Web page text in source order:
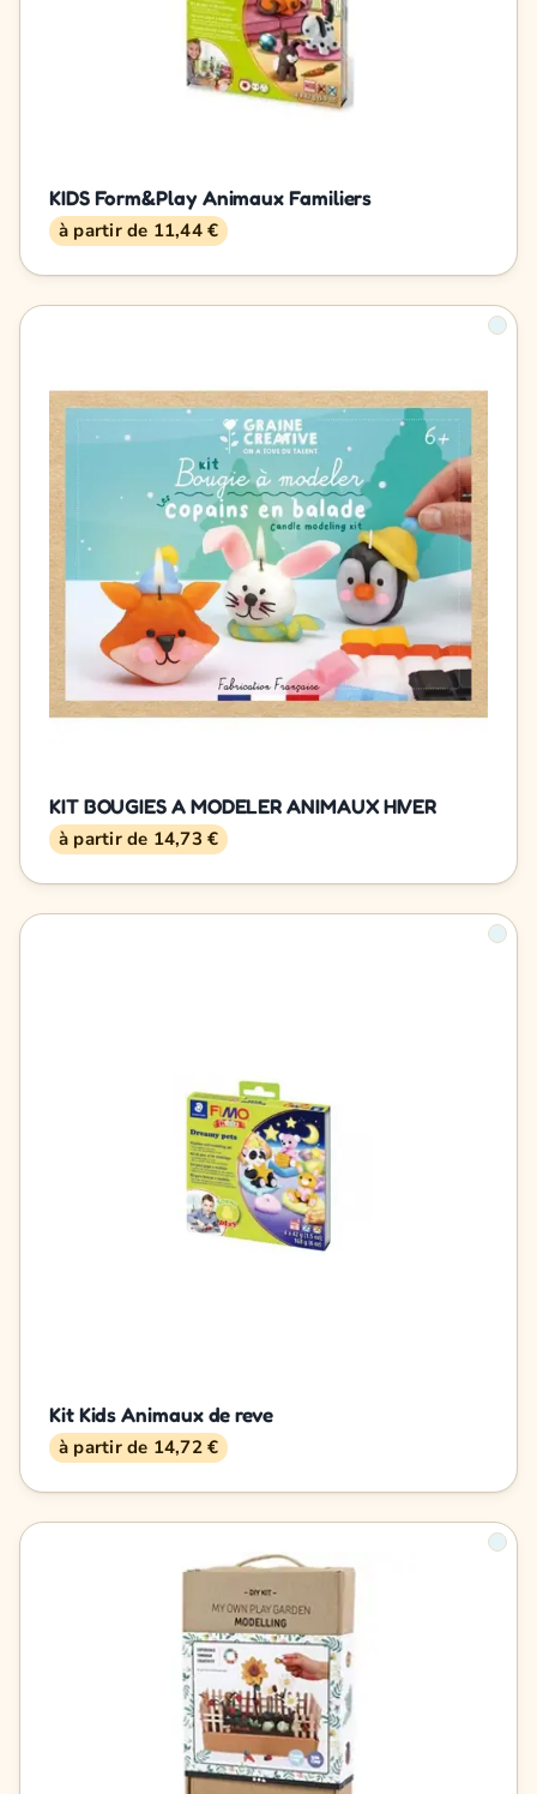
KIDS Form&Play Animaux Familiers
à partir de 11,44 €
KIT BOUGIES A MODELER ANIMAUX HIVER
à partir de 14,73 €
Kit Kids Animaux de reve
à partir de 14,72 €